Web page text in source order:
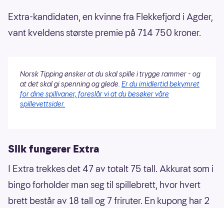
Extra-kandidaten, en kvinne fra Flekkefjord i Agder,
vant kveldens største premie på 714 750 kroner.
Norsk Tipping ønsker at du skal spille i trygge rammer - og
at det skal gi spenning og glede. Er du imidlertid bekymret
for dine spillvaner, foreslår vi at du besøker våre
spillevettsider.
Slik fungerer Extra
I Extra trekkes det 47 av totalt 75 tall. Akkurat som i
bingo forholder man seg til spillebrett, hvor hvert
brett består av 18 tall og 7 friruter. En kupong har 2